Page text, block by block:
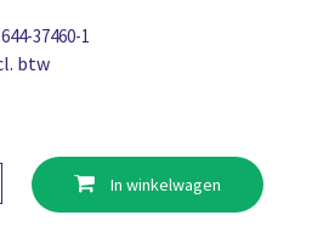
644-37460-1
btw
In winkelwagen